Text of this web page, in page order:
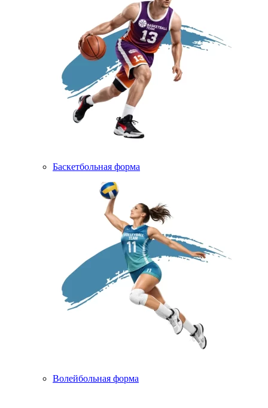
Баскетбольная форма
Волейбольная форма